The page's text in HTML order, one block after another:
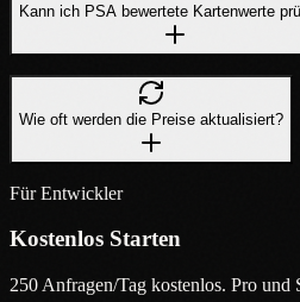
Kann ich PSA bewertete Kartenwerte
Wie oft werden die Preise aktualisiert?
Für Entwickler
Kostenlos Starten
250 Anfragen/Tag kostenlos. Pro und